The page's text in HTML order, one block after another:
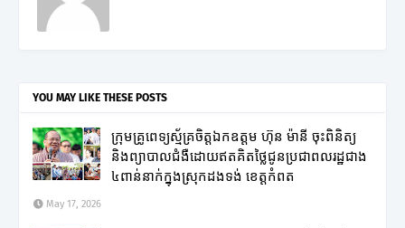
YOU MAY LIKE THESE POSTS
ក្រុមគ្រូពេទ្យស្ម័គ្រចិត្តឯកឧត្តម ហ៊ុន ម៉ានី ចុះពិនិត្យ
និងព្យាបាលជំងឺដោយឥតគិតថ្លៃជូនប្រជាពលរដ្ឋជាង
៤ពាន់នាក់ក្នុងស្រុកដងទង់ ខេត្តកំពត
May 17, 2026